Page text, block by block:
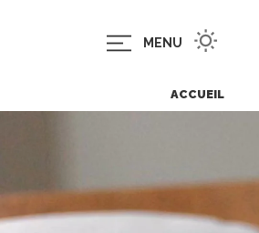
MENU
ACCUEIL